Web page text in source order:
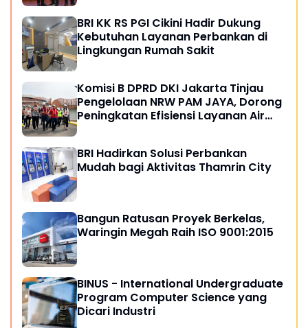
BRI KK RS PGI Cikini Hadir Dukung
Kebutuhan Layanan Perbankan di
Lingkungan Rumah Sakit
Komisi B DPRD DKI Jakarta Tinjau
Pengelolaan NRW PAM JAYA, Dorong
Peningkatan Efisiensi Layanan Air
BRI Hadirkan Solusi Perbankan
Mudah bagi Aktivitas Thamrin City
Bangun Ratusan Proyek Berkelas,
Waringin Megah Raih ISO 9001:2015
BINUS - International Undergraduate
Program Computer Science yang
Dicari Industri